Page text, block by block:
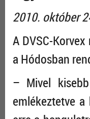
2010. október
A DVSC-
a Hódosban
– Mivel
emlékeztetve